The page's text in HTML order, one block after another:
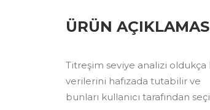
ÜRÜN
Titreşim seviye analizi
verilerini hafızada tutabilir ve
bunları kullanıcı tarafından